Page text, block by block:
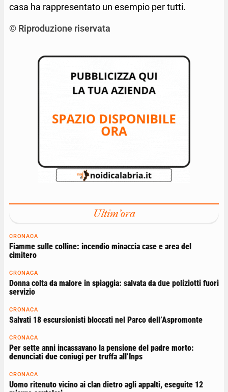
casa ha rappresentato un esempio per tutti.
© Riproduzione riservata
Ultim'ora
CRONACA
Fiamme sulle colline: incendio minaccia case e area del
cimitero
CRONACA
Donna colta da malore in spiaggia: salvata da due poliziotti fuori
servizio
CRONACA
Salvati 18 escursionisti bloccati nel Parco dell’Aspromonte
CRONACA
Per sette anni incassavano la pensione del padre morto:
denunciati due coniugi per truffa all’Inps
CRONACA
Uomo ritenuto vicino ai clan dietro agli appalti, eseguite 12